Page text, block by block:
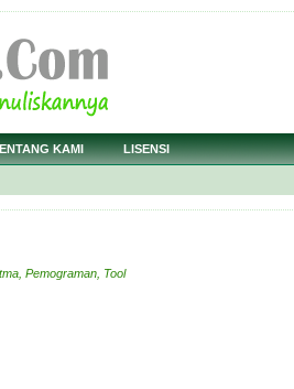
KAMI LISENSI
Pemograman, Tool